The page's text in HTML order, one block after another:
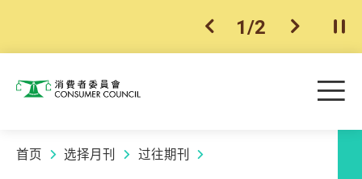
上一个
1/2 下一个开
消费者委员会 目
首页 选择月刊 过往期刊